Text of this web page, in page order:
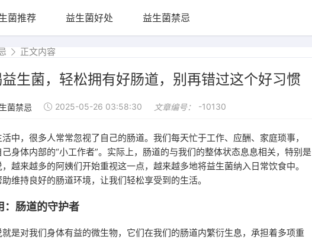
菌推荐 益生菌好处 益生菌禁忌
正文内容
生菌，轻松拥有好肠道，别再错过这个好习惯
菌禁忌 2025-05-26 03:58:30 文章编号： -10130
中，很多人常常忽视了自己的肠道。我们每天忙于工作、应酬、家庭琐事，
身体内部的“小工作者”。实际上，肠道的与我们的整体状态息息相关，特别是
越来越多的阿姨们开始重视这一点，越来越多地将益生菌纳入日常饮食中。
维持良好的肠道环境，让我们轻松享受到的生活。
：肠道的守护者
是对我们身体有益的微生物，它们在我们的肠道内繁衍生息，承担着多项重